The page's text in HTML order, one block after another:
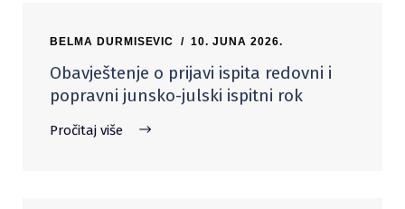
BELMA DURMISEVIC 10. JUNA 2026.
Obavještenje o prijavi ispita redovni i
popravni junsko-julski ispitni rok
Pročitaj više